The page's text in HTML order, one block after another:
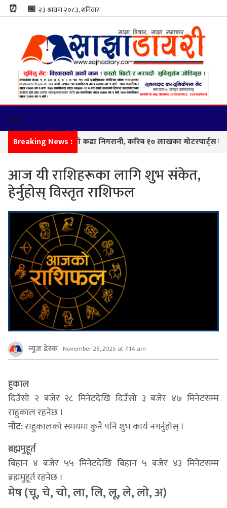
⏰ 📅
Breaking News :
सशस्त्र प्रहरीको कडा निगरानी, करिब १० लाखका मोटरपार्ट्स बरामद
आज यी राशिहरूका लागि शुभ संकेत,
हेर्नुहोस् विस्तृत राशिफल
न्युज डेस्क November 25, 2025 at 7:14 am
हुकाल
दिउँसो २ बजेर २८ मिनेटदेखि दिउँसो ३ बजेर ४७ मिनेटसम्म
राहुकाल रहनेछ ।
नोट:राहुकालको समयमा कुनै पनि शुभ कार्य नगर्नुहोस् ।
ब्रह्ममुहूर्त
बिहान ४ बजेर ५५ मिनेटदेखि बिहान ५ बजेर ४३ मिनेटसम्म
ब्रह्ममुहूर्त रहनेछ ।
मेष (चू, चे, चो, ला, लि, लू, ले, लो, अ)